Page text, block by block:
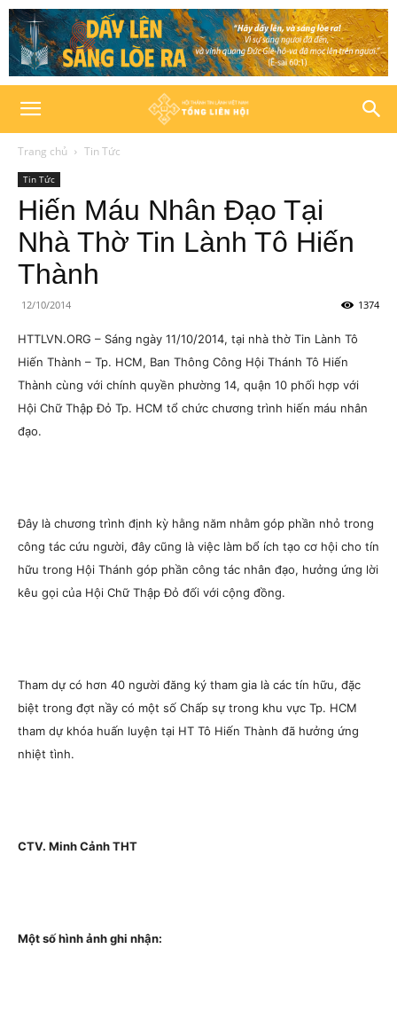
Trang chủ Tin Tức
Tin Tức
Hiến Máu Nhân Đạo Tại
Nhà Thờ Tin Lành Tô Hiến
Thành
12/10/2014 1374
HTTLVN.ORG – Sáng ngày 11/10/2014, tại nhà thờ Tin Lành Tô
Hiến Thành – Tp. HCM, Ban Thông Công Hội Thánh Tô Hiến
Thành cùng với chính quyền phường 14, quận 10 phối hợp với
Hội Chữ Thập Đỏ Tp. HCM tổ chức chương trình hiến máu nhân
đạo.
Đây là chương trình định kỳ hằng năm nhằm góp phần nhỏ trong
công tác cứu người, đây cũng là việc làm bổ ích tạo cơ hội cho tín
hữu trong Hội Thánh góp phần công tác nhân đạo, hưởng ứng lời
kêu gọi của Hội Chữ Thập Đỏ đối với cộng đồng.
Tham dự có hơn 40 người đăng ký tham gia là các tín hữu, đặc
biệt trong đợt nầy có một số Chấp sự trong khu vực Tp. HCM
tham dự khóa huấn luyện tại HT Tô Hiến Thành đã hưởng ứng
nhiệt tình.
CTV. Minh Cảnh THT
Một số hình ảnh ghi nhận: